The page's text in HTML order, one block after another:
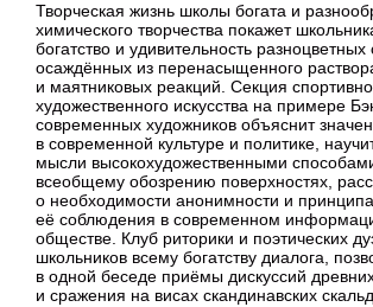
Творческая жизнь школы богата и
химического творчества покажет
богатство и удивительность разноцветных
осаждённых из перенасыщенного
и маятниковых реакций. Секция
художественного искусства на примере
современных художников объяснит
в современной культуре и политике,
мысли высокохудожественными
всеобщему обозрению поверхностях,
о необходимости анонимности и
её соблюдения в современном
обществе. Клуб риторики и поэтических
школьников всему богатству диалога,
в одной беседе приёмы дискуссий
и сражения на висах скандинавских